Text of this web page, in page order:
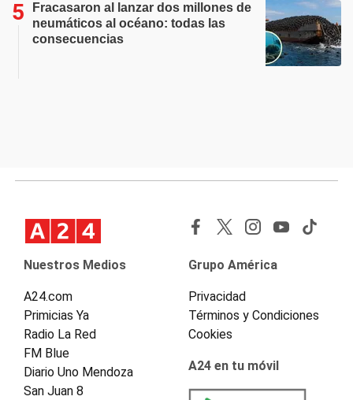
Fracasaron al lanzar dos millones de
neumáticos al océano: todas las
consecuencias
Nuestros Medios
A24.com
Primicias Ya
Radio La Red
FM Blue
Diario Uno Mendoza
San Juan 8
Grupo América
Privacidad
Términos y Condiciones
Cookies
A24 en tu móvil